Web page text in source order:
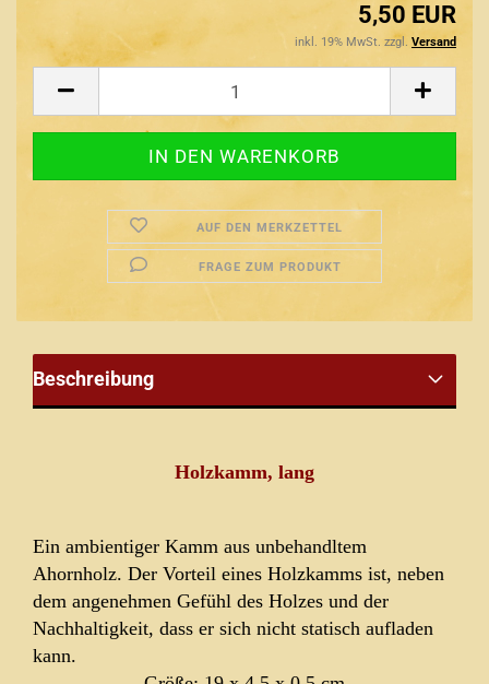
5,50 EUR
inkl. 19% MwSt. zzgl. Versand
AUF DEN MERKZETTEL
FRAGE ZUM PRODUKT
Beschreibung
Holzkamm, lang
Ein ambientiger Kamm aus unbehandltem
Ahornholz. Der Vorteil eines Holzkamms ist, neben
dem angenehmen Gefühl des Holzes und der
Nachhaltigkeit, dass er sich nicht statisch aufladen
kann.